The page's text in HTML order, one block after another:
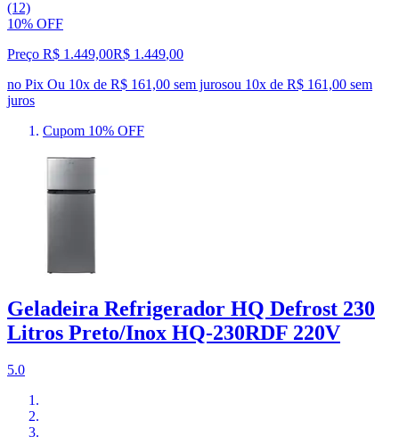
(12)
10% OFF
Preço R$ 1.449,00R$ 1.449,00
no Pix Ou 10x de R$ 161,00 sem jurosou 10x de R$ 161,00 sem
juros
Cupom 10% OFF
Geladeira Refrigerador HQ Defrost 230
Litros Preto/Inox HQ-230RDF 220V
5.0